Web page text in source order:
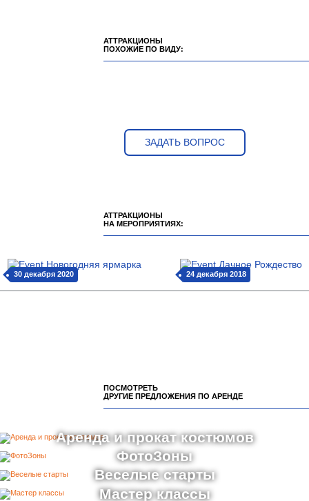
АТТРАКЦИОНЫ
ПОХОЖИЕ ПО ВИДУ:
ЗАДАТЬ ВОПРОС
АТТРАКЦИОНЫ
НА МЕРОПРИЯТИЯХ:
30 декабря 2020
ДРУГИЕ ПРЕДЛОЖЕНИЯ ПО АРЕНДЕ
Аренда и прокат костюмов
ФотоЗоны